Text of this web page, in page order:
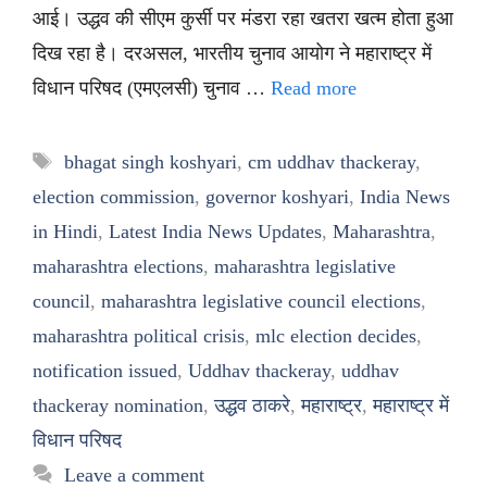
आई। उद्धव की सीएम कुर्सी पर मंडरा रहा खतरा खत्म होता हुआ
दिख रहा है। दरअसल, भारतीय चुनाव आयोग ने महाराष्ट्र में
विधान परिषद (एमएलसी) चुनाव … Read more
Tags
bhagat singh koshyari, cm uddhav thackeray,
election commission, governor koshyari, India News
in Hindi, Latest India News Updates, Maharashtra,
maharashtra elections, maharashtra legislative
council, maharashtra legislative council elections,
maharashtra political crisis, mlc election decides,
notification issued, Uddhav thackeray, uddhav
thackeray nomination,उद्धव ठाकरे,महाराष्ट्र,महाराष्ट्र में
विधान परिषद
Leave a comment